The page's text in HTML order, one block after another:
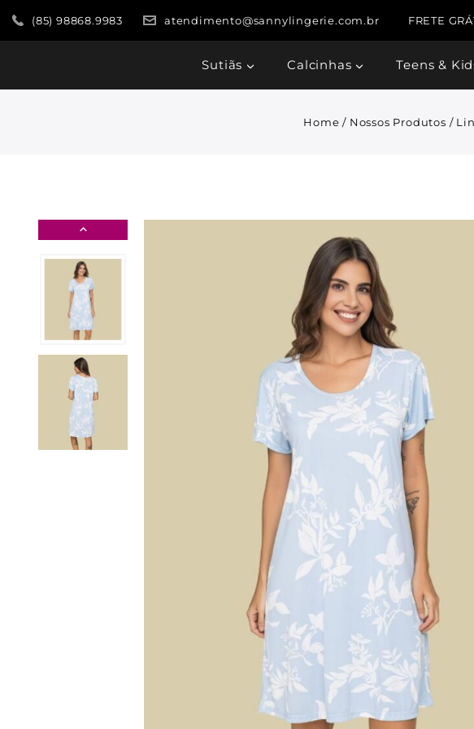
(85) 98868.9983 atendimento@sannylingerie.com.br FRETE
Sutiãs Calcinhas Teens &
Home / Nossos Produtos /